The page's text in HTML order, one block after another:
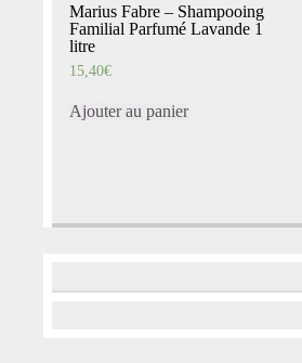
Marius Fabre – Shampooing
Familial Parfumé Lavande 1
litre
15,40€
Ajouter au panier